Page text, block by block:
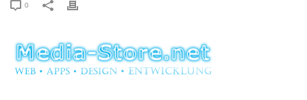
0